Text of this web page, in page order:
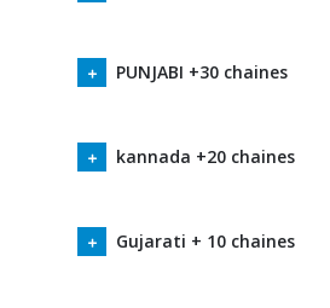
PUNJABI +30 chaines
kannada +20 chaines
Gujarati + 10 chaines